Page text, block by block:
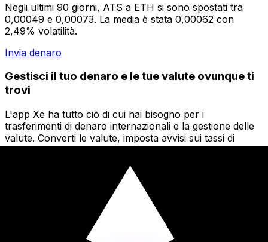
Negli ultimi 90 giorni, ATS a ETH si sono spostati tra
0,00049 e 0,00073. La media è stata 0,00062 con
2,49% volatilità.
Invia denaro
Gestisci il tuo denaro e le tue valute ovunque ti
trovi
L'app Xe ha tutto ciò di cui hai bisogno per i
trasferimenti di denaro internazionali e la gestione delle
valute. Converti le valute, imposta avvisi sui tassi di
cambio e trasferisci denaro all'estero senza commissioni